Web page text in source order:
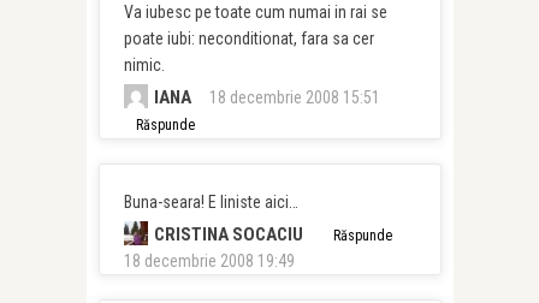
Va iubesc pe toate cum numai in rai se
poate iubi: neconditionat, fara sa cer
nimic.
IANA 18 decembrie 2008 15:51
Răspunde
Buna-seara! E liniste aici…
CRISTINA SOCACIU
18 decembrie 2008 19:49
Răspunde